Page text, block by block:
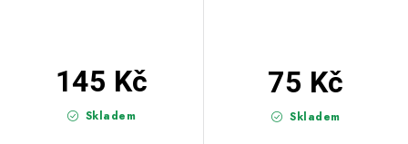
Skladem
145 Kč
Skladem
75 Kč